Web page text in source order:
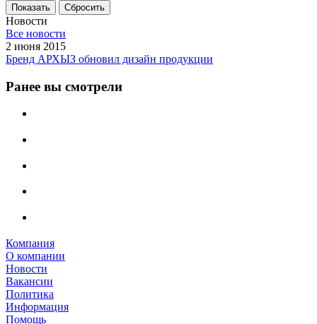
Сбросить
Новости
Все новости
2 июня 2015
Бренд АРХЫЗ обновил дизайн продукции
Ранее вы смотрели
Компания
О компании
Новости
Вакансии
Политика
Информация
Помощь